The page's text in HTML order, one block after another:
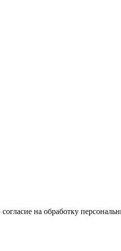
на обработку